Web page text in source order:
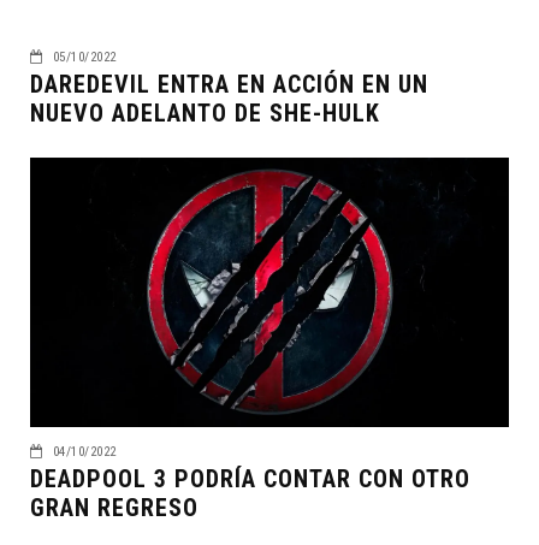
05/10/2022
DAREDEVIL ENTRA EN ACCIÓN EN UN
NUEVO ADELANTO DE SHE-HULK
04/10/2022
DEADPOOL 3 PODRÍA CONTAR CON OTRO
GRAN REGRESO